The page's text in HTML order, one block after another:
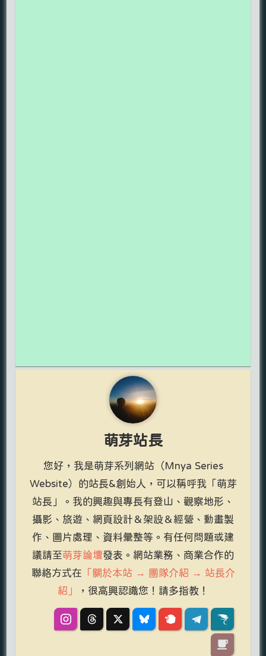
萌芽站長
您好，我是萌芽系列網站（Mnya Series
Website）的站長&創始人，可以稱呼我「萌芽
站長」。我的興趣與專長有登山、觀察地形、
攝影、旅遊、網頁設計＆架設＆經營、動畫製
作、圖片處理、資料彙整等。有任何問題或建
議請至萌芽論壇發表。網站業務、商業合作的
聯絡方式在 「關於本站 → 團隊介紹 → 站長介
紹」
，很高興認識您！請多指教！